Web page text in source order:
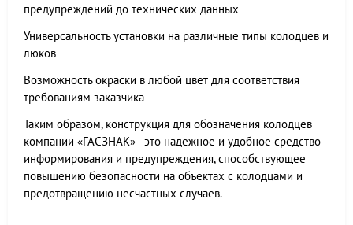
предупреждений до технических данных
Универсальность установки на различные типы колодцев и
люков
Возможность окраски в любой цвет для соответствия
требованиям заказчика
Таким образом, конструкция для обозначения колодцев
компании «ГАСЗНАК» - это надежное и удобное средство
информирования и предупреждения, способствующее
повышению безопасности на объектах с колодцами и
предотвращению несчастных случаев.